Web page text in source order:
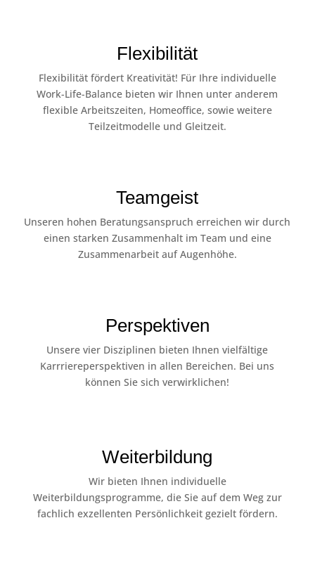
Flexibilität
Flexibilität fördert Kreativität! Für Ihre individuelle
Work-Life-Balance bieten wir Ihnen unter anderem
flexible Arbeitszeiten, Homeoffice, sowie weitere
Teilzeitmodelle und Gleitzeit.
Teamgeist
Unseren hohen Beratungsanspruch erreichen wir durch
einen starken Zusammenhalt im Team und eine
Zusammenarbeit auf Augenhöhe.
Perspektiven
Unsere vier Disziplinen bieten Ihnen vielfältige
Karrriereperspektiven in allen Bereichen. Bei uns
können Sie sich verwirklichen!
Weiterbildung
Wir bieten Ihnen individuelle
Weiterbildungsprogramme, die Sie auf dem Weg zur
fachlich exzellenten Persönlichkeit gezielt fördern.